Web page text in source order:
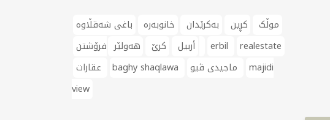
موڵک کڕین بەکرێدان خانوبەرە
باغی شەقڵاوە
أربيل
کرێ هەولێر erbil
realestate
baghy shaqlawa
majidi
view